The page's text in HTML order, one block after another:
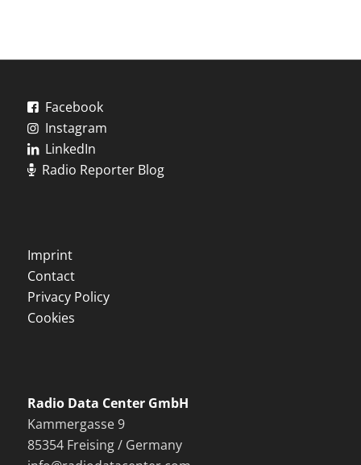
Facebook
Instagram
LinkedIn
Radio Reporter Blog
Imprint
Contact
Privacy Policy
Cookies
Radio Data Center GmbH
Kammergasse 9
85354 Freising / Germany